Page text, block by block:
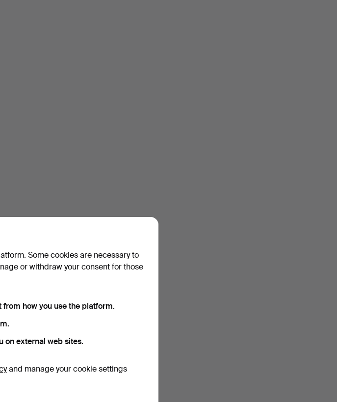
Some cookies are necessary to
or withdraw your consent for those
how you use the platform.
on external web sites.
and manage your cookie settings